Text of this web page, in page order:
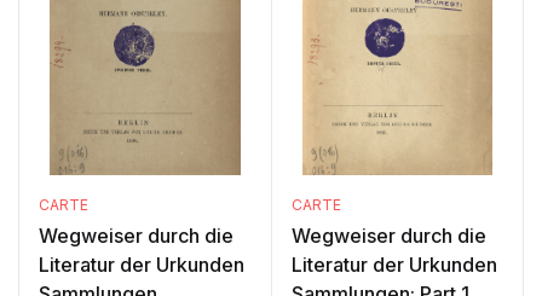
CARTE
Wegweiser durch die
Literatur der Urkunden
CARTE
Wegweiser durch die
Literatur der Urkunden